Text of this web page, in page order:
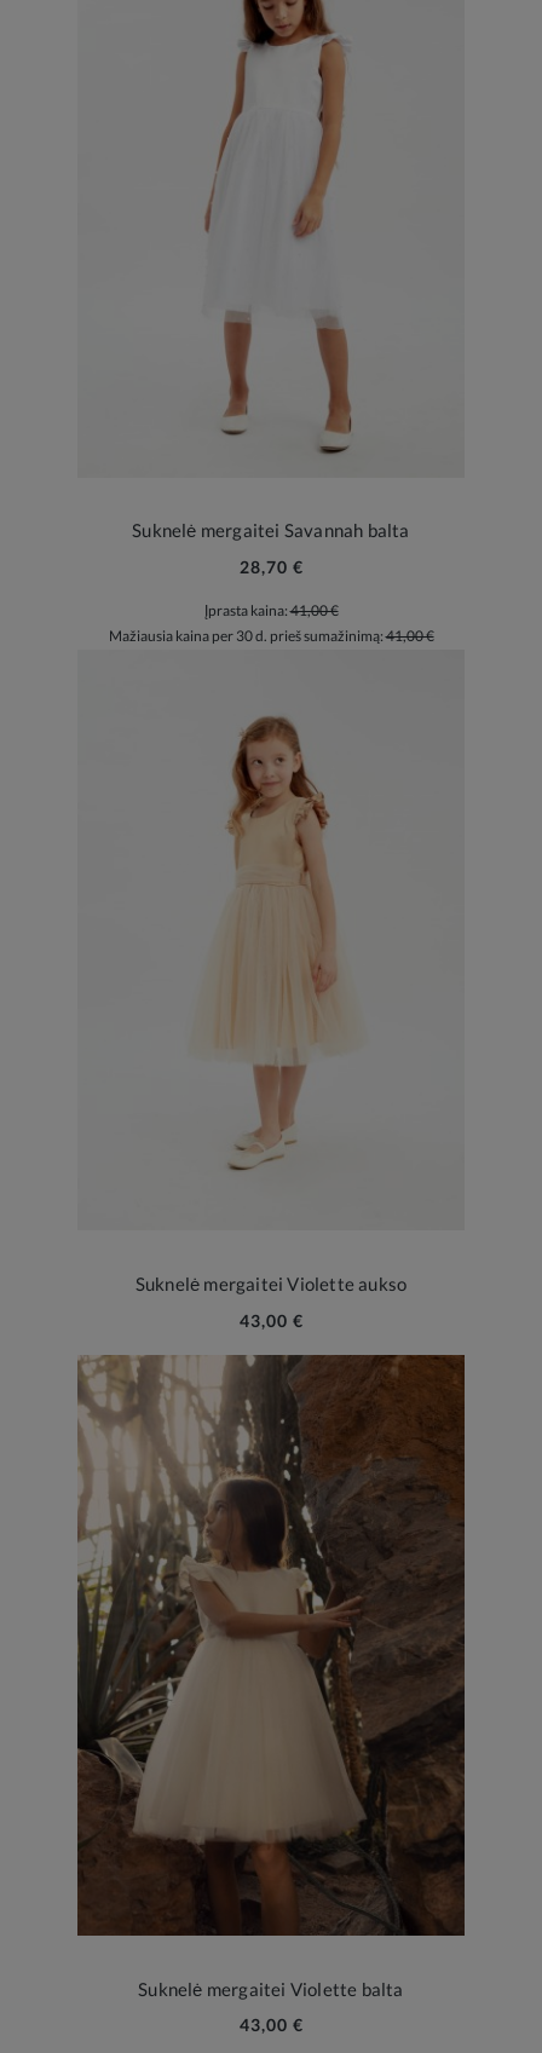
Suknelė mergaitei Savannah balta
28,70 €
Įprasta kaina:41,00 €
Mažiausia kaina per 30 d. prieš sumažinimą:41,00 €
Suknelė mergaitei Violette aukso
43,00 €
Suknelė mergaitei Violette balta
43,00 €